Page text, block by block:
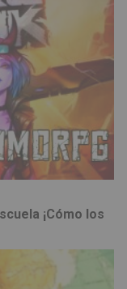
¡Cómo los